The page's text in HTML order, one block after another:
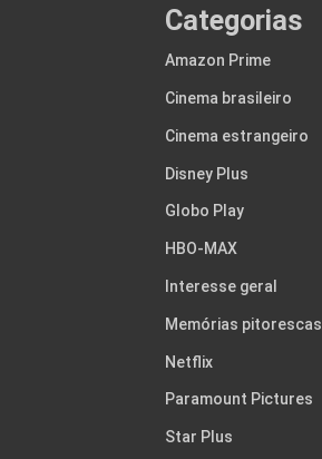
Categorias
Amazon Prime
Cinema brasileiro
Cinema estrangeiro
Disney Plus
Globo Play
HBO-MAX
Interesse geral
Memórias pitorescas
Netflix
Paramount Pictures
Star Plus